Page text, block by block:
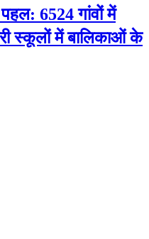
6524 गांवों में
स्कूलों में बालिकाओं के